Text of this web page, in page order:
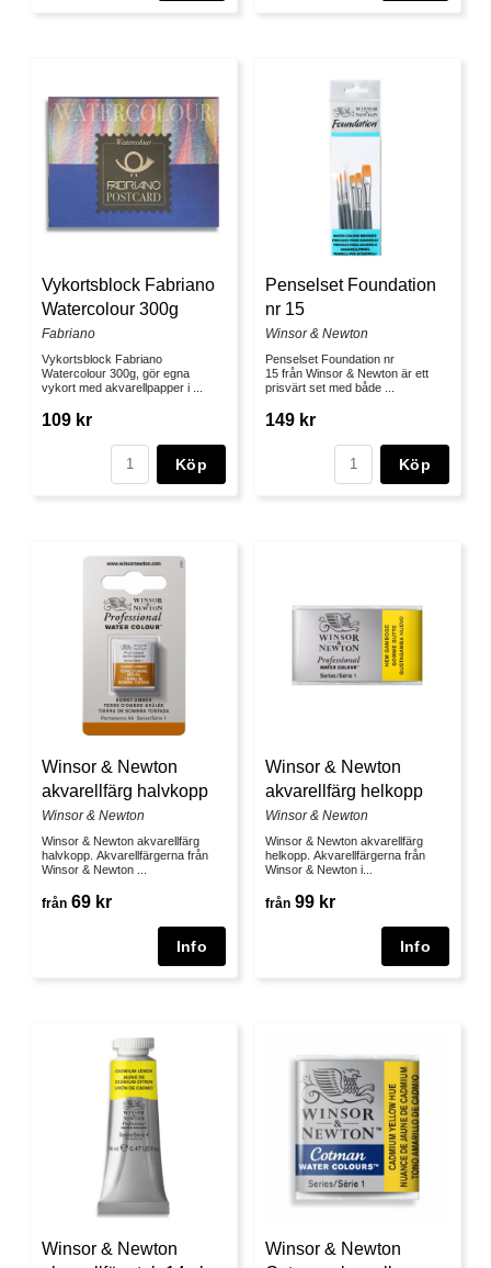
Vykortsblock Fabriano
Watercolour 300g
Fabriano
Vykortsblock Fabriano
Watercolour 300g, gör egna
vykort med akvarellpapper i ...
109 kr
Köp
Penselset Foundation
nr 15
Winsor & Newton
Penselset Foundation nr
15 från Winsor & Newton är ett
prisvärt set med både ...
149 kr
Köp
Winsor & Newton
akvarellfärg halvkopp
Winsor & Newton
Winsor & Newton akvarellfärg
halvkopp. Akvarellfärgerna från
Winsor & Newton ...
från 69 kr
Winsor & Newton
akvarellfärg helkopp
Winsor & Newton
Winsor & Newton akvarellfärg
helkopp. Akvarellfärgerna från
Winsor & Newton i...
från 99 kr
Winsor & Newton
Winsor & Newton